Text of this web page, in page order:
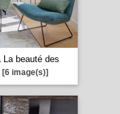
La beauté des
[6 image(s)]